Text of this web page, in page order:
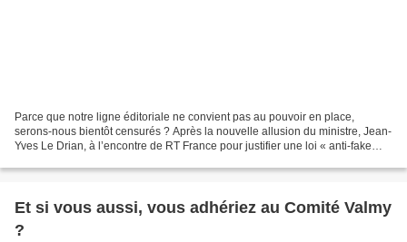
Parce que notre ligne éditoriale ne convient pas au pouvoir en place,
serons-nous bientôt censurés ? Après la nouvelle allusion du ministre, Jean-
Yves Le Drian, à l’encontre de RT France pour justifier une loi « anti-fake
Et si vous aussi, vous adhériez au Comité Valmy
?